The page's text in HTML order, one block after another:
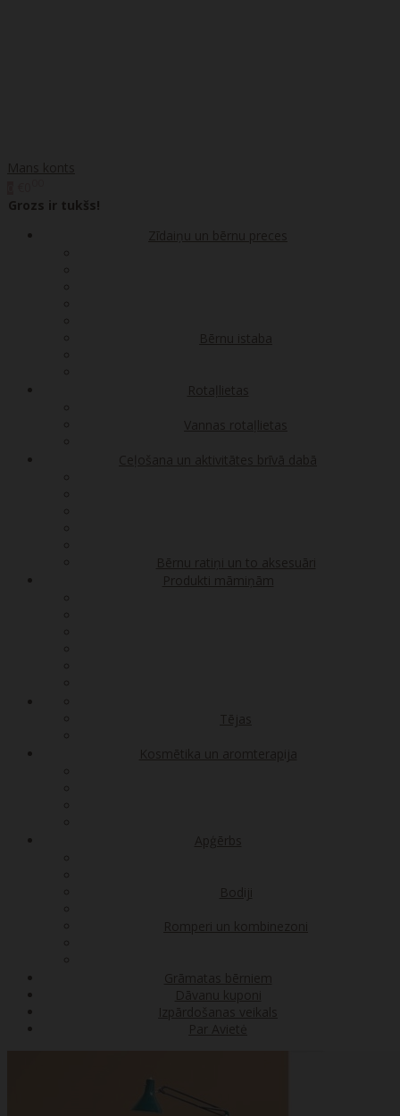
Mans konts
Grozs ir tukšs!
Zīdaiņu un bērnu preces
Bērnu istaba
Rotaļlietas
Vannas rotaļlietas
Ceļošana un aktivitātes brīvā dabā
Bērnu ratiņi un to aksesuāri
Produkti māmiņām
Tējas
Kosmētika un aromterapija
Apģērbs
Bodiji
Romperi un kombinezoni
Grāmatas bērniem
Dāvanu kuponi
Izpārdošanas veikals
Par Avietė